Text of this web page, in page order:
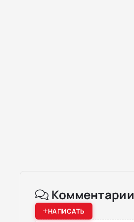
Комментарии
НАПИСАТЬ